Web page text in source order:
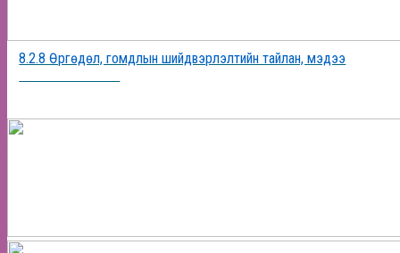
8.2.8 Өргөдөл, гомдлын шийдвэрлэлтийн тайлан, мэдээ